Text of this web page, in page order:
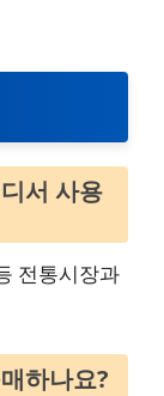
서 사용
전통시장과
하나요?